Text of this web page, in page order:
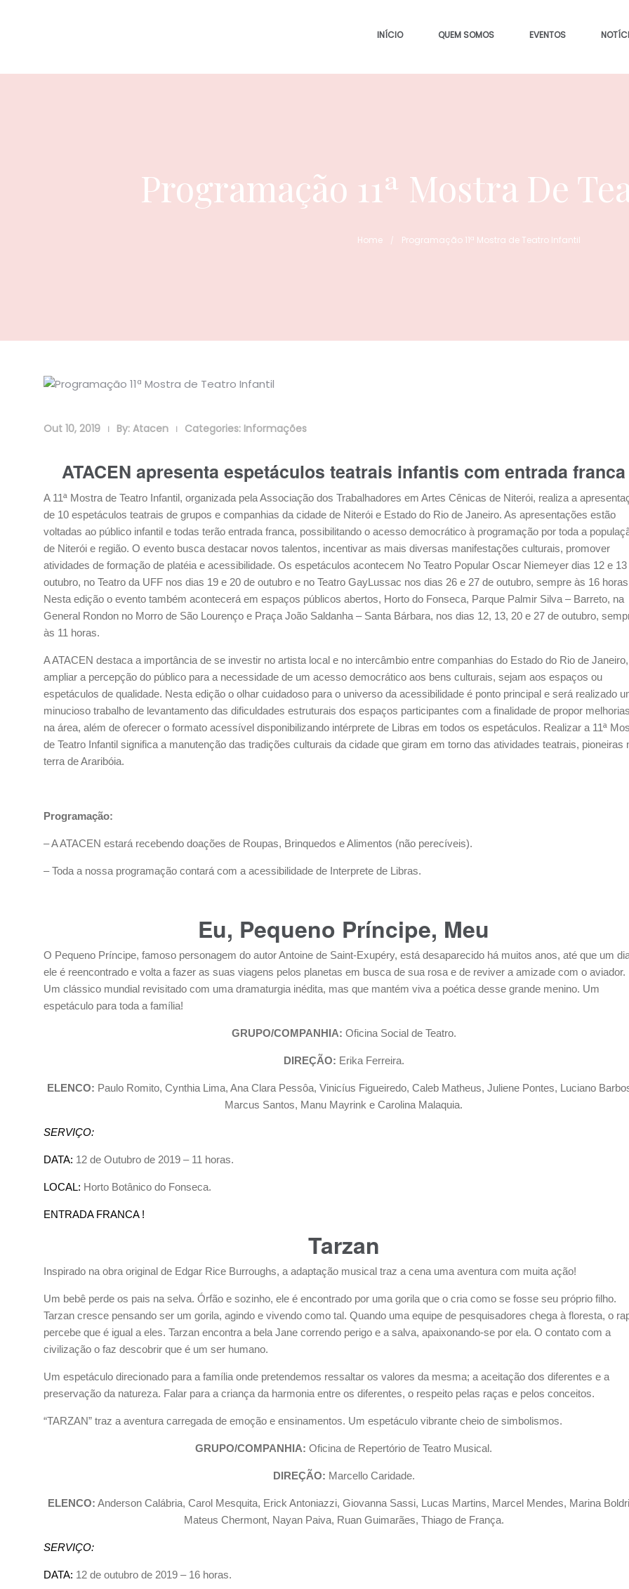
INÍCIO QUEM SOMOS EVENTOS
Programação 11ª Mostra De
Home / Programação 11ª Mostra de Teatro Infantil
Out 10, 2019 | By: Atacen | Categories: Informações
ATACEN apresenta espetáculos teatrais infantis com entrada franca
A 11ª Mostra de Teatro Infantil, organizada pela Associação dos Trabalhadores em Artes Cênicas de Niterói, realiza a
de 10 espetáculos teatrais de grupos e companhias da cidade de Niterói e Estado do Rio de Janeiro. As apresentações estão
voltadas ao público infantil e todas terão entrada franca, possibilitando o acesso democrático à programação por toda a
de Niterói e região. O evento busca destacar novos talentos, incentivar as mais diversas manifestações culturais, promover
atividades de formação de platéia e acessibilidade. Os espetáculos acontecem No Teatro Popular Oscar Niemeyer dias 12 e 13
outubro, no Teatro da UFF nos dias 19 e 20 de outubro e no Teatro GayLussac nos dias 26 e 27 de outubro, sempre às 16
Nesta edição o evento também acontecerá em espaços públicos abertos, Horto do Fonseca, Parque Palmir Silva – Barreto, na
General Rondon no Morro de São Lourenço e Praça João Saldanha – Santa Bárbara, nos dias 12, 13, 20 e 27 de outubro,
às 11 horas.
A ATACEN destaca a importância de se investir no artista local e no intercâmbio entre companhias do Estado do Rio de Janeiro,
ampliar a percepção do público para a necessidade de um acesso democrático aos bens culturais, sejam aos espaços ou
espetáculos de qualidade. Nesta edição o olhar cuidadoso para o universo da acessibilidade é ponto principal e será realizado
minucioso trabalho de levantamento das dificuldades estruturais dos espaços participantes com a finalidade de propor
na área, além de oferecer o formato acessível disponibilizando intérprete de Libras em todos os espetáculos. Realizar a 11ª
de Teatro Infantil significa a manutenção das tradições culturais da cidade que giram em torno das atividades teatrais, pioneiras
terra de Araribóia.
Programação:
– A ATACEN estará recebendo doações de Roupas, Brinquedos e Alimentos (não perecíveis).
– Toda a nossa programação contará com a acessibilidade de Interprete de Libras.
Eu, Pequeno Príncipe, Meu
O Pequeno Príncipe, famoso personagem do autor Antoine de Saint-Exupéry, está desaparecido há muitos anos, até que um
ele é reencontrado e volta a fazer as suas viagens pelos planetas em busca de sua rosa e de reviver a amizade com o aviador.
Um clássico mundial revisitado com uma dramaturgia inédita, mas que mantém viva a poética desse grande menino. Um
espetáculo para toda a família!
GRUPO/COMPANHIA: Oficina Social de Teatro.
DIREÇÃO: Erika Ferreira.
ELENCO: Paulo Romito, Cynthia Lima, Ana Clara Pessôa, Vinicíus Figueiredo, Caleb Matheus, Juliene Pontes, Luciano
Marcus Santos, Manu Mayrink e Carolina Malaquia.
SERVIÇO:
DATA: 12 de Outubro de 2019 – 11 horas.
LOCAL: Horto Botânico do Fonseca.
ENTRADA FRANCA !
Tarzan
Inspirado na obra original de Edgar Rice Burroughs, a adaptação musical traz a cena uma aventura com muita ação!
Um bebê perde os pais na selva. Órfão e sozinho, ele é encontrado por uma gorila que o cria como se fosse seu próprio filho.
Tarzan cresce pensando ser um gorila, agindo e vivendo como tal. Quando uma equipe de pesquisadores chega à floresta, o
percebe que é igual a eles. Tarzan encontra a bela Jane correndo perigo e a salva, apaixonando-se por ela. O contato com a
civilização o faz descobrir que é um ser humano.
Um espetáculo direcionado para a família onde pretendemos ressaltar os valores da mesma; a aceitação dos diferentes e a
preservação da natureza. Falar para a criança da harmonia entre os diferentes, o respeito pelas raças e pelos conceitos.
“TARZAN” traz a aventura carregada de emoção e ensinamentos. Um espetáculo vibrante cheio de simbolismos.
GRUPO/COMPANHIA: Oficina de Repertório de Teatro Musical.
DIREÇÃO: Marcello Caridade.
ELENCO: Anderson Calábria, Carol Mesquita, Erick Antoniazzi, Giovanna Sassi, Lucas Martins, Marcel Mendes, Marina
Mateus Chermont, Nayan Paiva, Ruan Guimarães, Thiago de França.
SERVIÇO:
DATA: 12 de outubro de 2019 – 16 horas.